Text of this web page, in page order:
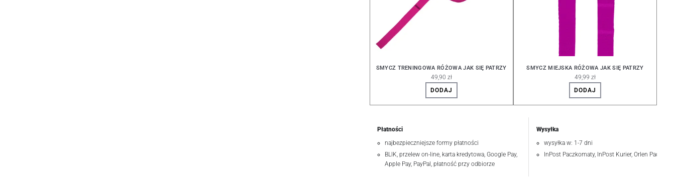
SMYCZ TRENINGOWA RÓŻOWA JAK SIĘ PATRZY
49,90 zł
DODAJ
SMYCZ MIEJSKA RÓŻOWA JAK SIĘ PATRZY
49,99 zł
DODAJ
Płatności
najbezpieczniejsze formy płatności
BLIK, przelew on-line, karta kredytowa, Google Pay,
Apple Pay, PayPal, płatność przy odbiorze
Wysyłka
wysyłka w: 1-7 dni
InPost Paczkomaty, InPost Kurier, Orlen Paczka